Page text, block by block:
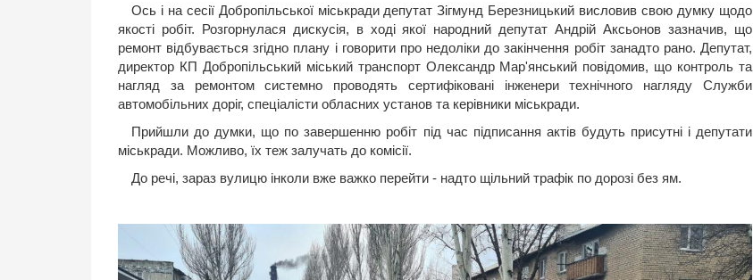
Ось і на сесії Добропільської міськради депутат Зігмунд Березницький висловив свою думку щодо
якості робіт. Розгорнулася дискусія, в ході якої народний депутат Андрій Аксьонов зазначив, що
ремонт відбувається згідно плану і говорити про недоліки до закінчення робіт занадто рано. Депутат,
директор КП Добропільський міський транспорт Олександр Мар'янський повідомив, що контроль та
нагляд за ремонтом системно проводять сертифіковані інженери технічного нагляду Служби
автомобільних доріг, спеціалісти обласних установ та керівники міськради.
Прийшли до думки, що по завершенню робіт під час підписання актів будуть присутні і депутати
міськради. Можливо, їх теж залучать до комісії.
До речі, зараз вулицю інколи вже важко перейти - надто щільний трафік по дорозі без ям.